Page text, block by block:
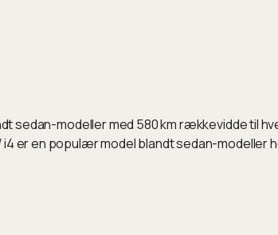
sedan-modeller med 580 km rækkevidde til
er en populær model blandt sedan-modeller